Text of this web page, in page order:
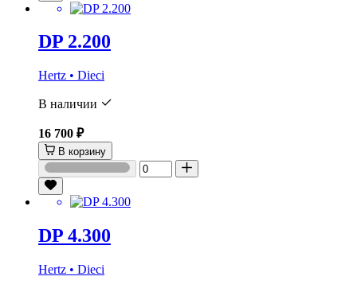
DP 2.200
Hertz • Dieci
В наличии
16 700 ₽
В корзину
DP 4.300
Hertz • Dieci